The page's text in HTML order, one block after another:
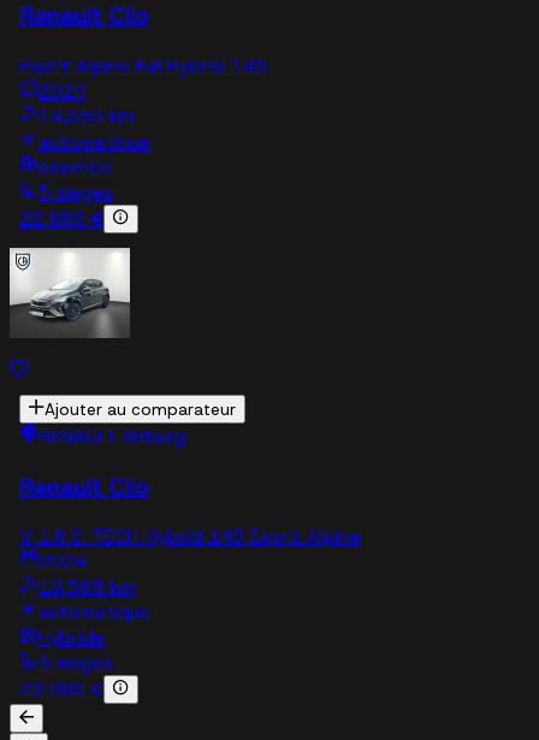
Renault Clio
Esprit Alpine Full Hybrid 145
2024
14,650 km
automatique
essence
5 sieges
22 985 €
Ajouter au comparateur
RENAULT Bitburg
Renault Clio
V 1.6 E-TECH Hybrid 145 Esprit Alpine
2024
19,568 km
automatique
hybride
5 sieges
23 980 €